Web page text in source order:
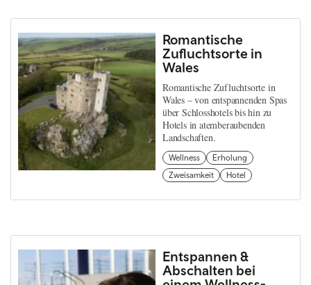
Romantische
Zufluchtsorte in
Wales
Romantische Zufluchtsorte in
Wales – von entspannenden Spas
über Schlosshotels bis hin zu
Hotels in atemberaubenden
Landschaften.
Wellness
Erholung
Zweisamkeit
Hotel
Entspannen &
Abschalten bei